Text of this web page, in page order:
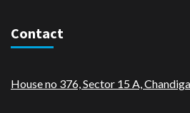
Contact
House no 376, Sector 15 A,